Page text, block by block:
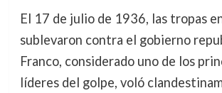
El 17 de julio de 1936, las tropas
sublevaron contra el gobierno
Franco, considerado uno de los
líderes del golpe, voló